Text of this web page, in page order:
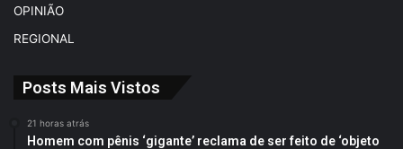
OPINIÃO
REGIONAL
Posts Mais Vistos
21 horas atrás
Homem com pênis ‘gigante’ reclama de ser feito de ‘objeto